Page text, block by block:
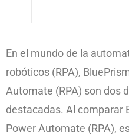
En el mundo de la
robóticos (RPA),
Automate (RPA) son dos
destacadas. Al comparar
Power Automate (RPA),